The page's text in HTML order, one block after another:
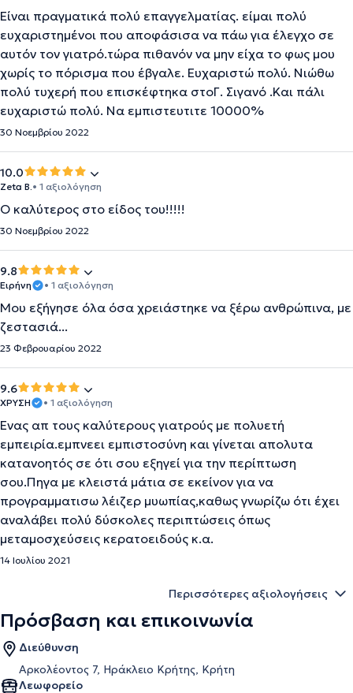
Είναι πραγματικά πολύ επαγγελματίας. είμαι πολύ
ευχαριστημένοι που αποφάσισα να πάω για έλεγχο σε
αυτόν τον γιατρό.τώρα πιθανόν να μην είχα το φως μου
χωρίς το πόρισμα που έβγαλε. Ευχαριστώ πολύ. Νιώθω
πολύ τυχερή που επισκέφτηκα στοΓ. Σιγανό .Και πάλι
ευχαριστώ πολύ. Να εμπιστευτιτε 10000%
30 Νοεμβρίου 2022
10.0
Zeta B.• 1 αξιολόγηση
Ο καλύτερος στο είδος του!!!!!
30 Νοεμβρίου 2022
9.8
Ειρήνη • 1 αξιολόγηση
Μου εξήγησε όλα όσα χρειάστηκε να ξέρω ανθρώπινα, με
ζεστασιά...
23 Φεβρουαρίου 2022
9.6
ΧΡΥΣΗ • 1 αξιολόγηση
Ένας απ τους καλύτερους γιατρούς με πολυετή
εμπειρία.εμπνεει εμπιστοσύνη και γίνεται απολυτα
κατανοητός σε ότι σου εξηγεί για την περίπτωση
σου.Πηγα με κλειστά μάτια σε εκείνον για να
προγραμματισω λέιζερ μυωπίας,καθως γνωρίζω ότι έχει
αναλάβει πολύ δύσκολες περιπτώσεις όπως
μεταμοσχεύσεις κερατοειδούς κ.α.
14 Ιουλίου 2021
Περισσότερες αξιολογήσεις
Πρόσβαση και επικοινωνία
Διεύθυνση
Αρκολέοντος 7, Ηράκλειο Κρήτης, Κρήτη
Λεωφορείο